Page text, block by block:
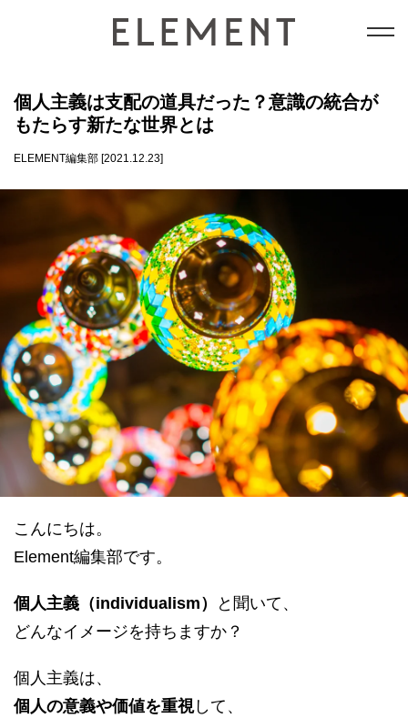
テクノロジー
能力開発
和の成功法則
datum情報局
会員コンテンツ
datum house について 利用規約
運営会社 個人情報保護方針
会員登録
個人主義は支配の道具だった？意識の統合が
もたらす新たな世界とは
ELEMENT編集部 [2021.12.23]
こんにちは。
Element編集部です。
個人主義（individualism）
と聞いて、
どんなイメージを持ちますか？
個人主義は、
個人の意義や価値を重視して、